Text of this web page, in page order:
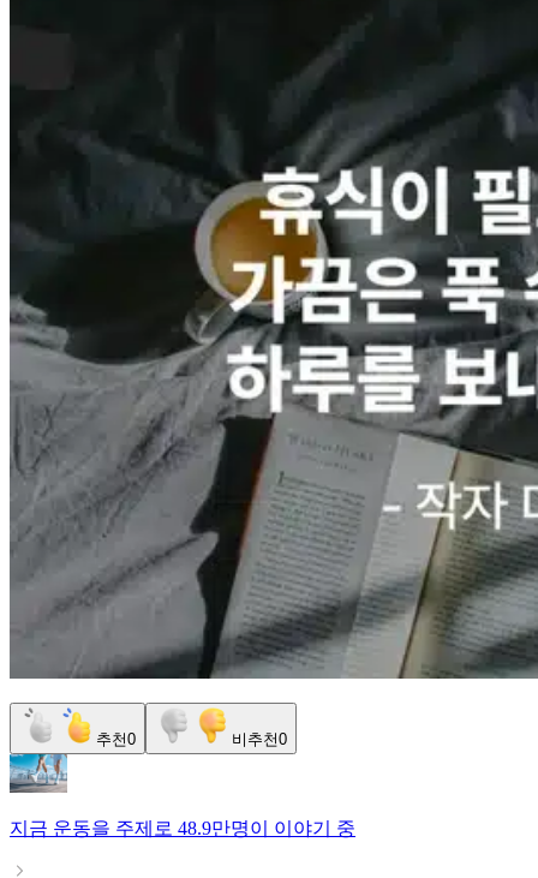
추천0 비추천0
지금 운동을 주제로 48.9만명이 이야기 중